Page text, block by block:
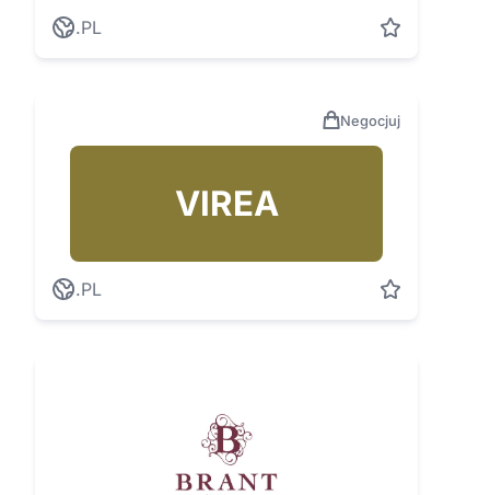
.PL
Negocjuj
VIREA
.PL